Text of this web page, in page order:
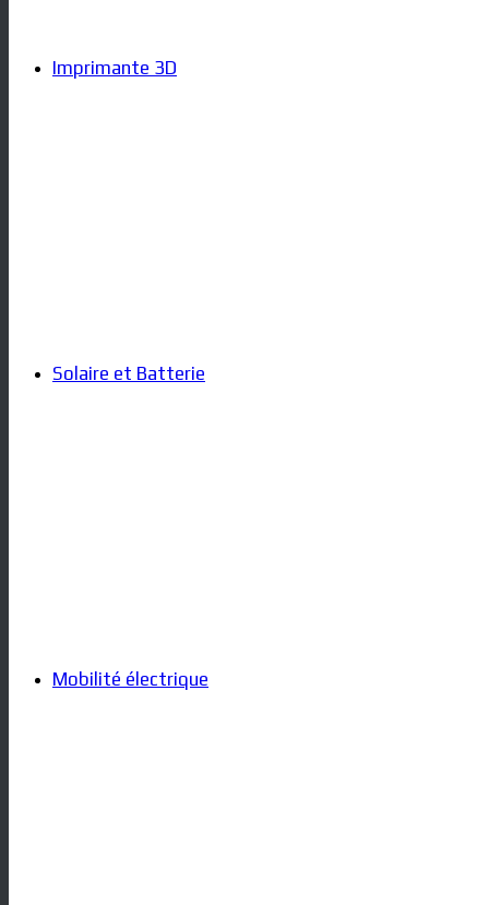
Imprimante 3D
Solaire et Batterie
Mobilité électrique